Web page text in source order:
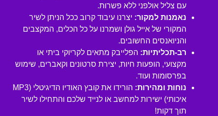
עם צליל אולפני ללא פשרות.
נאמנות למקור: יצרנו עיבוד קרוב ככל הניתן לשיר
המקורי של אייל גולן ושמרנו על כל הכלים, המקצבים
והניואנסים החשובים.
רב-תכליתיות: הפלייבק מתאים לקריוקי ביתי או
מקצועי, הופעות חיות, יצירת סרטונים וקאברים, שימוש
בפרסומות ועוד.
נוחות ומהירות:
הורידו את קובץ האודיו הדיגיטלי (MP3
איכותי) ישירות למחשב או לנייד שלכם והתחילו לשיר
תוך דקות!